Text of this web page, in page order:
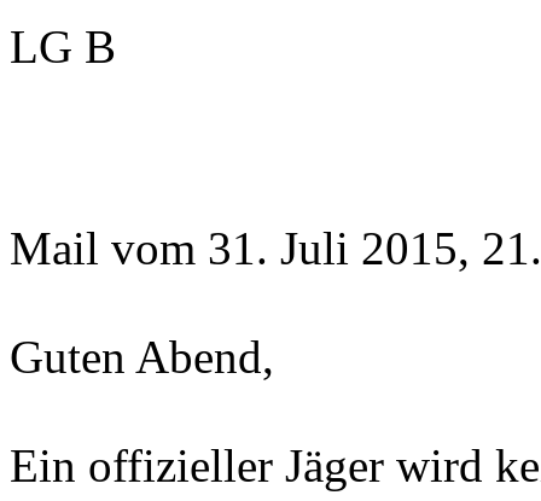
LG B
Mail vom 31. Juli 2015,
Guten Abend,
Ein offizieller Jäger wird